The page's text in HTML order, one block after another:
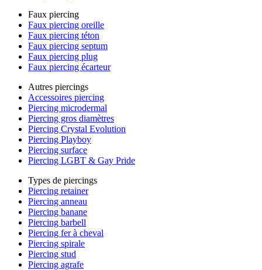
Faux piercing
Faux piercing oreille
Faux piercing téton
Faux piercing septum
Faux piercing plug
Faux piercing écarteur
Autres piercings
Accessoires piercing
Piercing microdermal
Piercing gros diamètres
Piercing Crystal Evolution
Piercing Playboy
Piercing surface
Piercing LGBT & Gay Pride
Types de piercings
Piercing retainer
Piercing anneau
Piercing banane
Piercing barbell
Piercing fer à cheval
Piercing spirale
Piercing stud
Piercing agrafe